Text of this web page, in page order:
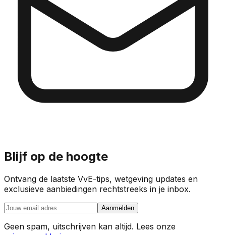
Blijf op de hoogte
Ontvang de laatste VvE-tips, wetgeving updates en
exclusieve aanbiedingen rechtstreeks in je inbox.
Aanmelden
Geen spam, uitschrijven kan altijd. Lees onze